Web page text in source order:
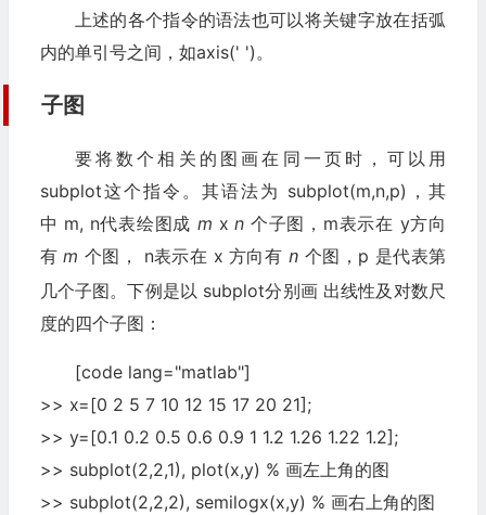
上述的各个指令的语法也可以将关键字放在括弧
内的单引号之间，如axis(' ')。
子图
要将数个相关的图画在同一页时，可以用
subplot这个指令。其语法为 subplot(m,n,p)，其
中 m, n代表绘图成 m xn 个子图，m表示在 y方向
有m 个图， n表示在 x 方向有 n 个图，p 是代表第
几个子图。下例是以 subplot分别画 出线性及对数尺
度的四个子图：
[code lang="matlab"]
>> x=[0 2 5 7 10 12 15 17 20 21];
>> y=[0.1 0.2 0.5 0.6 0.9 1 1.2 1.26 1.22 1.2];
>> subplot(2,2,1), plot(x,y) % 画左上角的图
>> subplot(2,2,2), semilogx(x,y) % 画右上角的图